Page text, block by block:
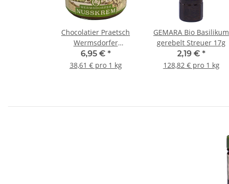
Chocolatier Praetsch
Wermsdorfer
Nusskrem Bio 180g
6,95 € *
38,61 € pro 1 kg
GEMARA Bio Basilikum
gerebelt Streuer 17g
2,19 € *
128,82 € pro 1 kg